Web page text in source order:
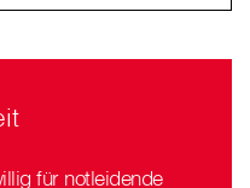
für notleidende